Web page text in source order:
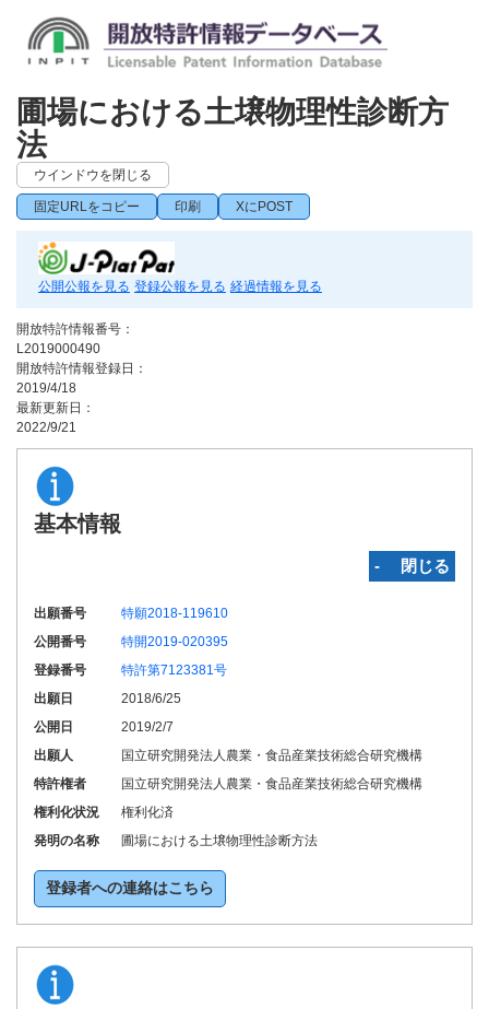
圃場における土壌物理性診断方
法
ウインドウを閉じる
固定URLをコピー 印刷 XにPOST
公開公報を見る 登録公報を見る 経過情報を見る
開放特許情報番号：
L2019000490
開放特許情報登録日：
2019/4/18
最新更新日：
2022/9/21
基本情報
‐ 閉じる
出願番号
特願2018-119610
公開番号
特開2019-020395
登録番号
特許第7123381号
出願日
2018/6/25
公開日
2019/2/7
出願人
国立研究開発法人農業・食品産業技術総合研究機構
特許権者
国立研究開発法人農業・食品産業技術総合研究機構
権利化状況
権利化済
発明の名称
圃場における土壌物理性診断方法
登録者への連絡はこちら